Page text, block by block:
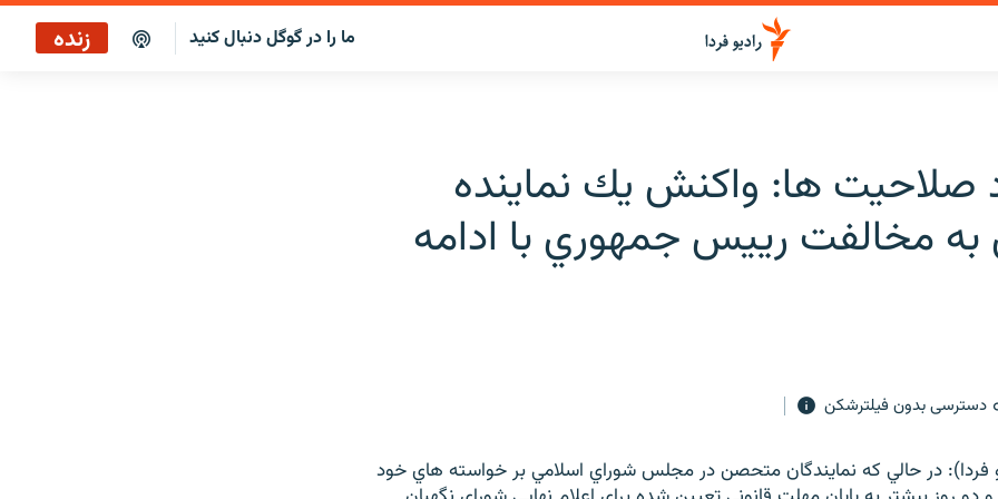
ما را در گوگل دنبال کنید زنده
صلاحيت ها: واكنش يك نماينده
مخالفت رييس جمهوري با ادامه
دسترسی بدون فیلترشکن
فردا): در حالي كه نمايندگان متحصن در مجلس شوراي اسلامي بر خواسته هاي خود